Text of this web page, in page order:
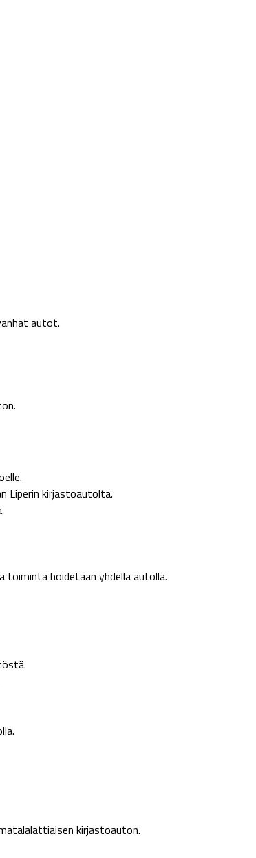
autot.
Liperin kirjastoautolta.
toiminta hoidetaan yhdellä autolla.
kirjastoauton.